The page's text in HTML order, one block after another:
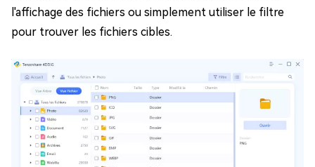
l'affichage des fichiers ou simplement utiliser le filtre
pour trouver les fichiers cibles.